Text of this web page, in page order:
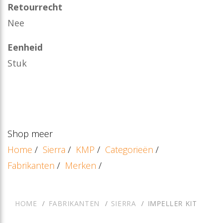
Retourrecht
Nee
Eenheid
Stuk
Shop meer
Home / Sierra / KMP / Categorieën /
Fabrikanten / Merken /
HOME FABRIKANTEN SIERRA IMPELLER KIT